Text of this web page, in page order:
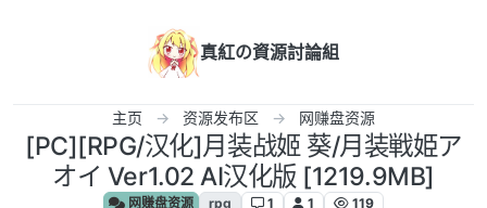
真紅の資源討論組
主页 资源发布区 网赚盘资源
[PC][RPG/汉化]月装战姬 葵/月装戦姫ア
オイ Ver1.02 AI汉化版 [1219.9MB]
网赚盘资源 rpg 1 1 119